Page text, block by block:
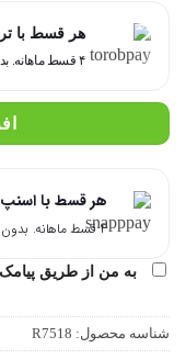
هر قسط با
۴ قسط ماهانه. بدون سود، چک و ضامن.
هر قسط با
۴ قسط ماهانه. بدون سود، چک و ضامن.
به من از طریق پیامک
شناسه محصول: R7518